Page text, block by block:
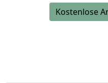
Kostenlose